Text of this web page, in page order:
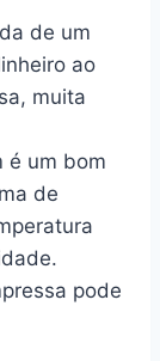
de um
ao
muita
é um bom
de
pode